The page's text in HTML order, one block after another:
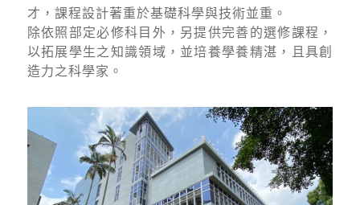
才，課程設計著重於基礎科學與技術並重。
除依照部定必修科目外，另提供完善的選修課程，
以拓展學生之知識領域，並培養學養精湛，且具創
造力之科學家。